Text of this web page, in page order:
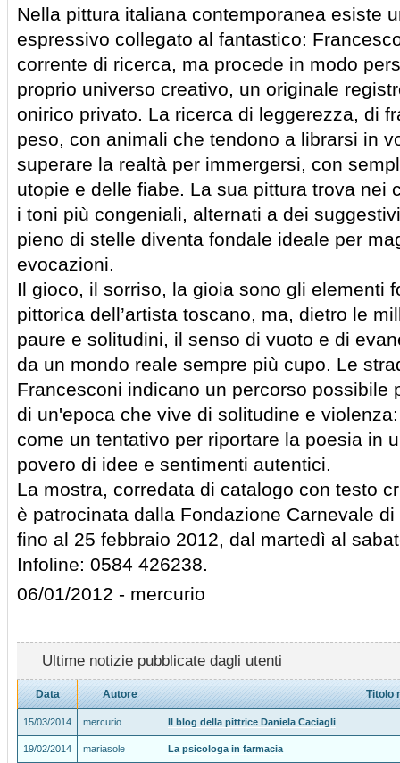
Nella pittura italiana contemporanea esiste
espressivo collegato al fantastico:
corrente di ricerca, ma procede in modo
proprio universo creativo, un originale
onirico privato. La ricerca di leggerezza, di
peso, con animali che tendono a librarsi in
superare la realtà per immergersi, con
utopie e delle fiabe. La sua pittura trova nei
i toni più congeniali, alternati a dei
pieno di stelle diventa fondale ideale per
evocazioni.
Il gioco, il sorriso, la gioia sono gli elementi
pittorica dell’artista toscano, ma, dietro le
paure e solitudini, il senso di vuoto e di
da un mondo reale sempre più cupo. Le
Francesconi indicano un percorso possibile
di un'epoca che vive di solitudine e
come un tentativo per riportare la poesia in
povero di idee e sentimenti autentici.
La mostra, corredata di catalogo con testo
è patrocinata dalla Fondazione Carnevale
fino al 25 febbraio 2012, dal martedì al
Infoline: 0584 426238.
06/01/2012 - mercurio
Ultime notizie pubblicate dagli utenti
Data Autore Titolo
15/03/2014 mercurio Il blog della pittrice Daniela Caciagli
19/02/2014 mariasole La psicologa in farmacia